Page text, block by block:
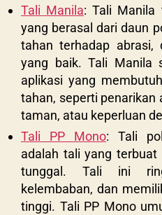
Tali Manila: Tali Manila
yang berasal dari daun
tahan terhadap
yang baik. Tali Manila
aplikasi yang
tahan, seperti penarikan
taman, atau keperluan
Tali PP Mono: Tali
adalah tali yang terbuat
tunggal. Tali ini
kelembaban, dan
tinggi. Tali PP Mono